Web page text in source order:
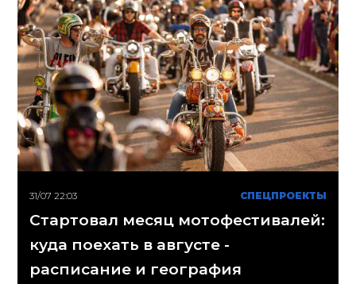
31/07 22:03 СПЕЦПРОЕКТЫ
Стартовал месяц мотофестивалей:
куда поехать в августе -
расписание и география